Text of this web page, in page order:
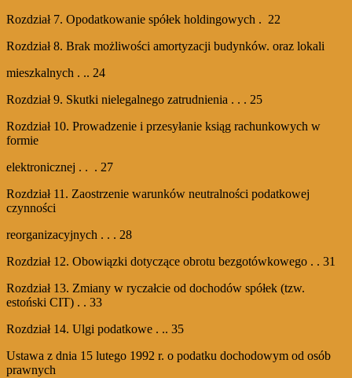
Rozdział 7. Opodatkowanie spółek holdingowych . 22
Rozdział 8. Brak możliwości amortyzacji budynków. oraz lokali
mieszkalnych . .. 24
Rozdział 9. Skutki nielegalnego zatrudnienia . . . 25
Rozdział 10. Prowadzenie i przesyłanie ksiąg rachunkowych w
formie
elektronicznej . . . 27
Rozdział 11. Zaostrzenie warunków neutralności podatkowej
czynności
reorganizacyjnych . . . 28
Rozdział 12. Obowiązki dotyczące obrotu bezgotówkowego . . 31
Rozdział 13. Zmiany w ryczałcie od dochodów spółek (tzw.
estoński CIT) . . 33
Rozdział 14. Ulgi podatkowe . .. 35
Ustawa z dnia 15 lutego 1992 r. o podatku dochodowym od osób
prawnych